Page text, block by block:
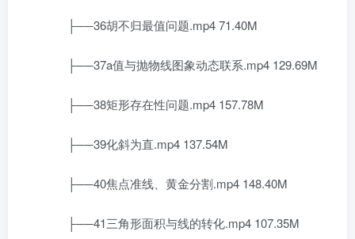
├──36胡不归最值问题.mp4 71.40M
├──37a值与抛物线图象动态联系.mp4 129.69M
├──38矩形存在性问题.mp4 157.78M
├──39化斜为直.mp4 137.54M
├──40焦点准线、黄金分割.mp4 148.40M
├──41三角形面积与线的转化.mp4 107.35M